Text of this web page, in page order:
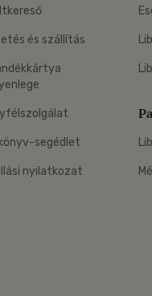
és szállítás
segédlet
nyilatkozat